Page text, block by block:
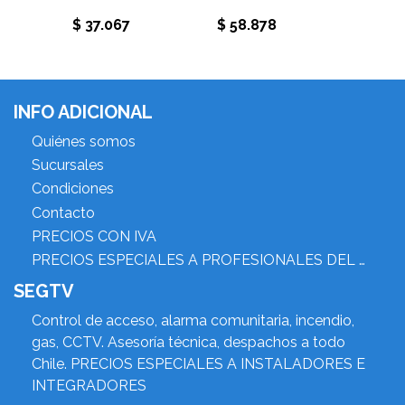
$ 37.067 $ 58.878
INFO ADICIONAL
Quiénes somos
Sucursales
Condiciones
Contacto
PRECIOS CON IVA
PRECIOS ESPECIALES A PROFESIONALES DEL RUBRO
SEGTV
Control de acceso, alarma comunitaria, incendio,
gas, CCTV. Asesoría técnica, despachos a todo
Chile. PRECIOS ESPECIALES A INSTALADORES E
INTEGRADORES